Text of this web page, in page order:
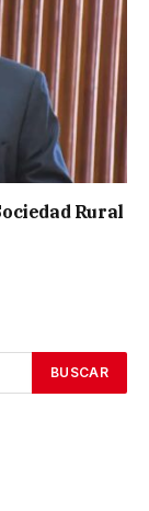
Rural